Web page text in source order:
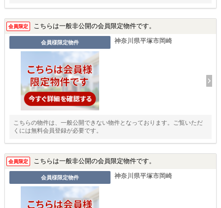
会員限定 こちらは一般非公開の会員限定物件です。
会員様限定物件 神奈川県平塚市岡崎
こちらの物件は、一般公開できない物件となっております。ご覧いただ
くには無料会員登録が必要です。
会員限定 こちらは一般非公開の会員限定物件です。
会員様限定物件 神奈川県平塚市岡崎